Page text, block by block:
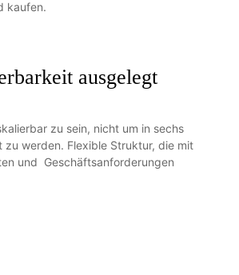
kaufen.
ausgelegt
zu sein, nicht um in sechs
zu werden. Flexible Struktur, die mit
und Geschäftsanforderungen